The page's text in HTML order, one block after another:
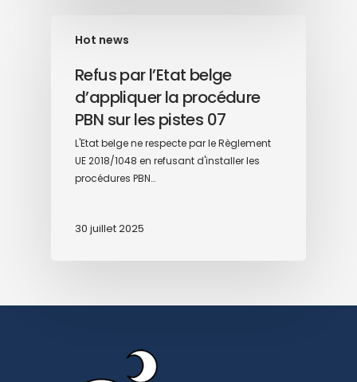
Hot news
Refus par l’Etat belge
d’appliquer la procédure
PBN sur les pistes 07
L'Etat belge ne respecte par le Règlement
UE 2018/1048 en refusant d'installer les
procédures PBN…
30 juillet 2025